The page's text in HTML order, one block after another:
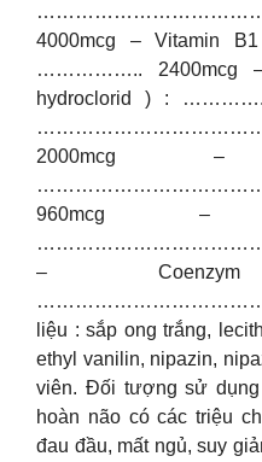
4000mcg – Vitamin
…………….. 2400mcg –
hydroclorid ) :
2000mcg
960mcg –
–
liệu : sắp ong trắng,
ethyl vanilin, nipazin,
viên. Đối tượng sử
hoàn não có các triệu
đau đầu, mất ngủ, suy